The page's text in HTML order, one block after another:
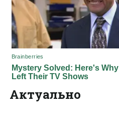
Актуально